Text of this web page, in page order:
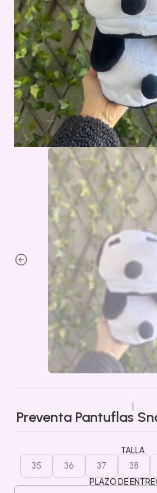
Preventa Pantuflas
TALLA
35 36 37 38